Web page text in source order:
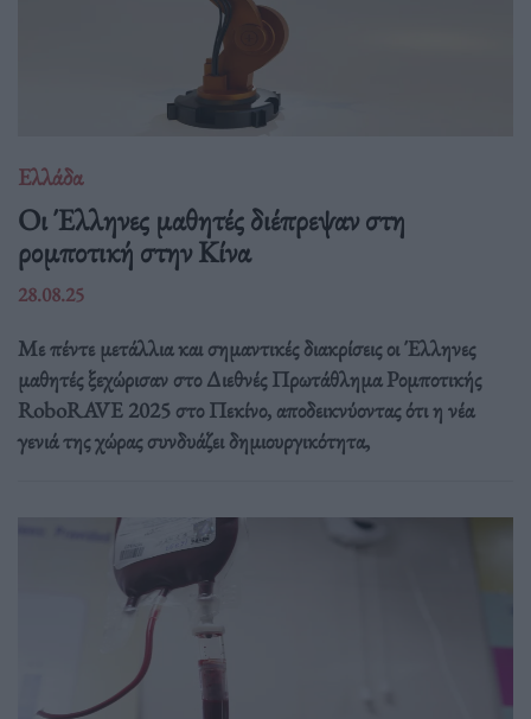
Ελλάδα
Οι Έλληνες μαθητές διέπρεψαν στη
ρομποτική στην Κίνα
28.08.25
Με πέντε μετάλλια και σημαντικές διακρίσεις οι Έλληνες
μαθητές ξεχώρισαν στο Διεθνές Πρωτάθλημα Ρομποτικής
RoboRAVE 2025 στο Πεκίνο, αποδεικνύοντας ότι η νέα
γενιά της χώρας συνδυάζει δημιουργικότητα,